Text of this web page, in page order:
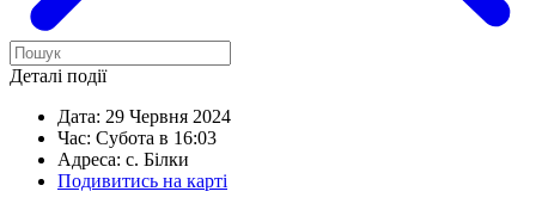
Деталі події
Дата: 29 Червня 2024
Час: Субота в 16:03
Адреса: с. Білки
Подивитись на карті